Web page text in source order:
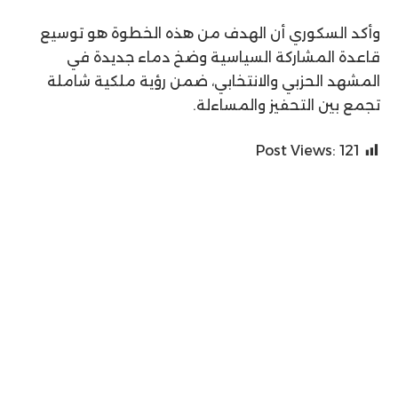
وأكد السكوري أن الهدف من هذه الخطوة هو توسيع
قاعدة المشاركة السياسية وضخ دماء جديدة في
المشهد الحزبي والانتخابي، ضمن رؤية ملكية شاملة
تجمع بين التحفيز والمساءلة.
Post Views: 121